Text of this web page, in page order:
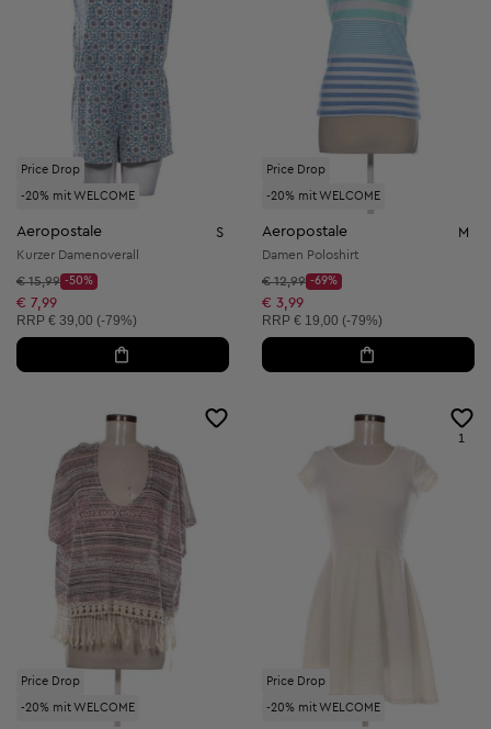
Price Drop
-20% mit WELCOME
Aeropostale S
Kurzer Damenoverall
Startpreis:
€ 15,99
Discount Price:
-50%
Reduzierter Preis:
€ 7,99
Unverbindliche Preisempfehlung:
RRP € 39,00 (-79%)
Price Drop
-20% mit WELCOME
Aeropostale M
Damen Poloshirt
Startpreis:
€ 12,99
Discount Price:
-69%
Reduzierter Preis:
€ 3,99
Unverbindliche Preisempfehlung:
RRP € 19,00 (-79%)
Price Drop
-20% mit WELCOME
Price Drop
-20% mit WELCOME
1